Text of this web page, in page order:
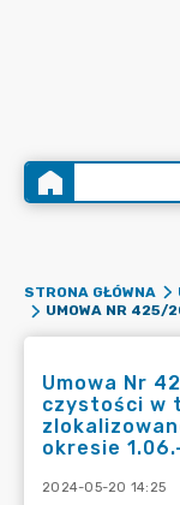
STRONA GŁÓWNA
Umowa Nr
czystości w
okresie
2024-05-20 14:25